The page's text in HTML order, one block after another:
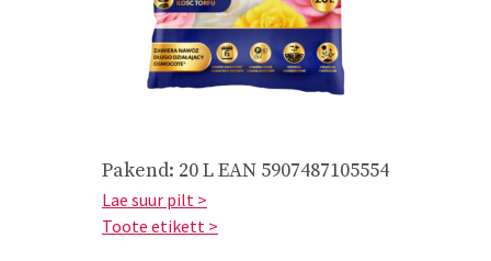
Pakend: 20 L EAN 5907487105554
Lae suur pilt >
Toote etikett >